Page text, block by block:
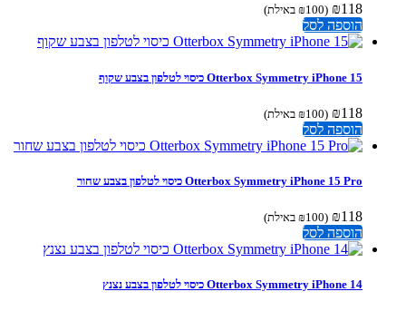
₪
(
₪ 100 באילת)
הוספה לסל
Otterbox Symmetry iPhone 15 כיסוי לטלפון בצבע שקוף
₪
(
₪ 100 באילת)
הוספה לסל
Otterbox Symmetry iPhone 15 Pro כיסוי לטלפון בצבע שחור
₪
(
₪ 100 באילת)
הוספה לסל
Otterbox Symmetry iPhone 14 כיסוי לטלפון בצבע נצנץ